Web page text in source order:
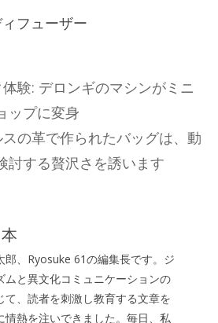
フューザー
験: デロンギのマシンがミニ
ップに変身
の革で作られたバッグは、動
討する贅沢さを誘います
郎、Ryosuke 61の編集長です。ジ
ムと異文化コミュニケーションの
て、読者を刺激し教育する文章を
情熱を注いできました。毎日、私